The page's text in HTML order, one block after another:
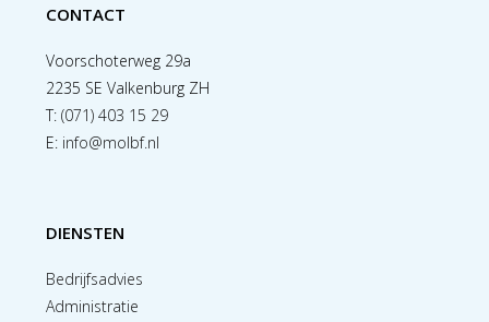
CONTACT
Voorschoterweg 29a
2235 SE Valkenburg ZH
T:(071) 403 15 29
E: info@molbf.nl
DIENSTEN
Bedrijfsadvies
Administratie